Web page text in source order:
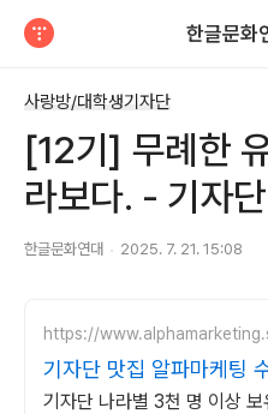
한글문화
사랑방/대학생기자단
[12기] 무례한
라보다. - 기자
한글문화연대 2025. 7. 21. 15:08
https://
기자단 맛집 알파마케팅
문 수행기관
기자단 나라별 3천 명 이상 보